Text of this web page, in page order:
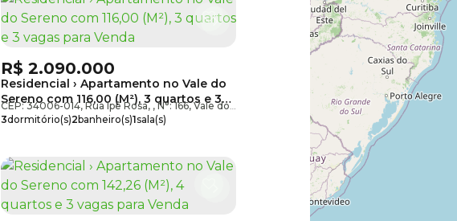
,Nova Lima,Minas Gerais,Brasil
Residencial › Apartamento no Vale do
Sereno com 116,00 (M²), 3 quartos e 3
vagas para Venda
R$ 2.090.000
CEP: 34006-014,Rua Ipê Rosa ,N°:166,Vale do Sereno Nova Lima,Minas Gerais,Brasil
3dormitório(s)2banheiro(s)1sala(s)